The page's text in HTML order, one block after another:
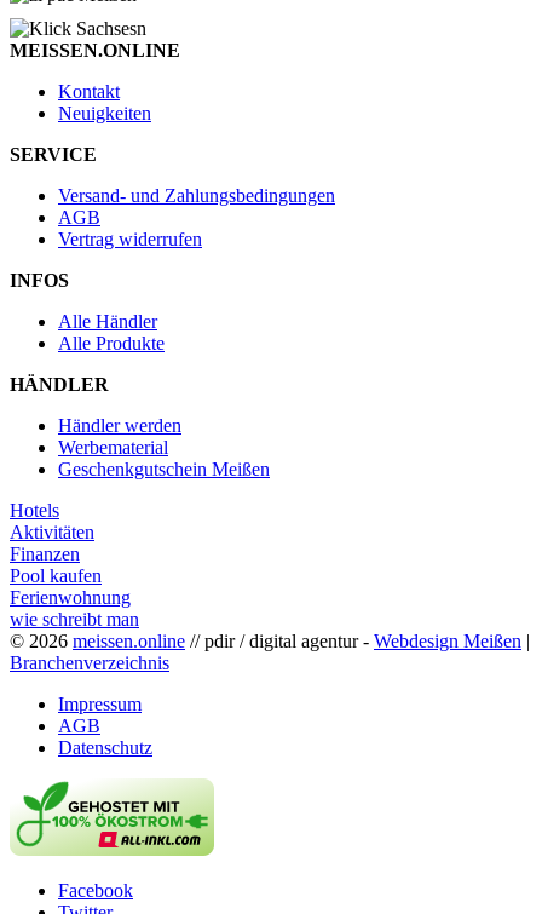
MEISSEN.ONLINE
Kontakt
Neuigkeiten
SERVICE
Versand- und Zahlungsbedingungen
AGB
Vertrag widerrufen
INFOS
Alle Händler
Alle Produkte
HÄNDLER
Händler werden
Werbematerial
Geschenkgutschein Meißen
Hotels
Aktivitäten
Finanzen
Pool kaufen
Ferienwohnung
wie schreibt man
© 2026 meissen.online // pdir / digital agentur - Webdesign Meißen |
Branchenverzeichnis
Impressum
AGB
Datenschutz
Facebook